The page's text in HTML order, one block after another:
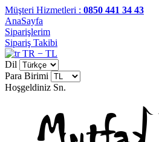
Müşteri Hizmetleri : 0850 441 34 43
AnaSayfa
Siparişlerim
Sipariş Takibi
TR − TL
Dil
Para Birimi
Hoşgeldiniz Sn.